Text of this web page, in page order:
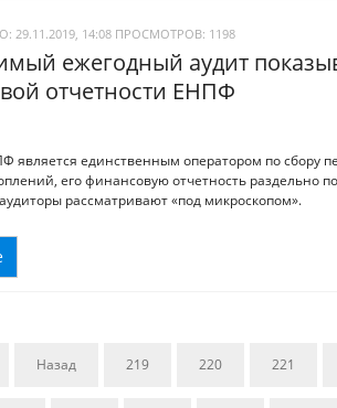
14:08 ПРОСМОТРОВ: 1198
ежегодный аудит
отчетности ЕНПФ
является единственным оператором по сбору
его финансовую отчетность раздельно
рассматривают «под микроскопом».
Назад 219 220 221